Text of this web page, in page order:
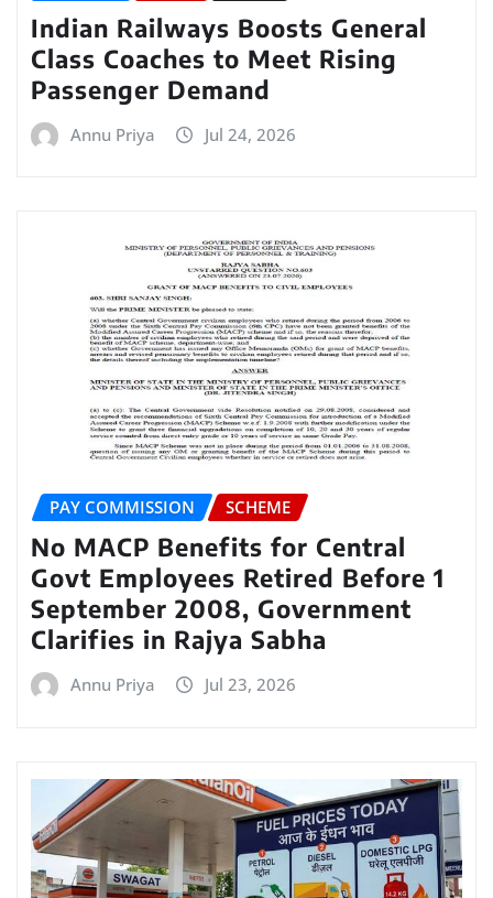
Indian Railways Boosts General
Class Coaches to Meet Rising
Passenger Demand
Annu Priya Jul 24, 2026
PAY COMMISSION SCHEME
No MACP Benefits for Central
Govt Employees Retired Before 1
September 2008, Government
Clarifies in Rajya Sabha
Annu Priya Jul 23, 2026